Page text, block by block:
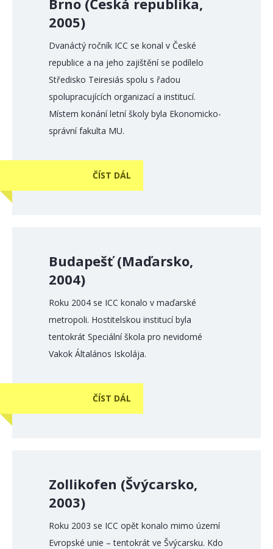
Brno (Česká republika,
2005)
Dvanáctý ročník ICC se konal v České
republice a na jeho zajištění se podílelo
Středisko Teiresiás spolu s řadou
spolupracujících organizací a institucí.
Místem konání letní školy byla Ekonomicko-
správní fakulta MU.
ČÍST DÁL
Budapešť (Maďarsko,
2004)
Roku 2004 se ICC konalo v maďarské
metropoli. Hostitelskou institucí byla
tentokrát Speciální škola pro nevidomé
Vakok Általános Iskolája.
ČÍST DÁL
Zollikofen (Švýcarsko,
2003)
Roku 2003 se ICC opět konalo mimo území
Evropské unie – tentokrát ve Švýcarsku. Kdo